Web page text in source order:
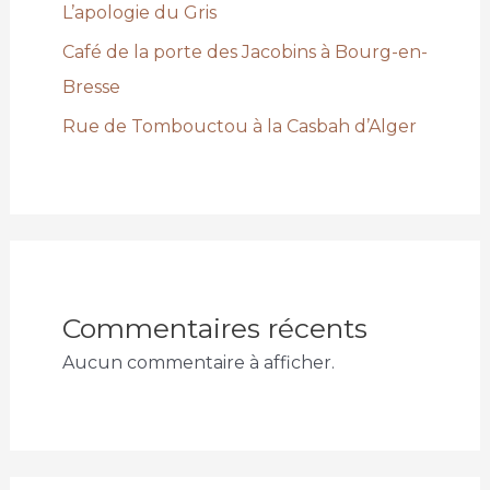
L’apologie du Gris
Café de la porte des Jacobins à Bourg-en-
Bresse
Rue de Tombouctou à la Casbah d’Alger
Commentaires récents
Aucun commentaire à afficher.